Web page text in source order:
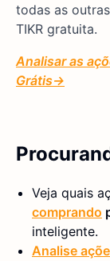
todas as
TIKR gratuita.
Analisar as
Grátis→
Veja quais
comprando
inteligente.
Analise